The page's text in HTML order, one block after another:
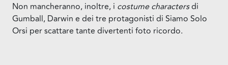
Non mancheranno, inoltre, i costume charactersdi
Gumball, Darwin e dei tre protagonisti di Siamo Solo
Orsi per scattare tante divertenti foto ricordo.